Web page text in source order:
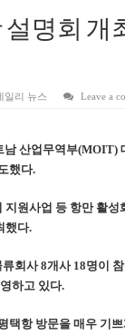
악한 환경
정… 8월 29일~9월 2일
일 요격 실패…드론, 모
명회 개
일리 뉴스 Leave a
산업무역부(MOIT)
했다.
원사업 등 항만 활
했다.
회사 8개사 18명이
하고 있다.
항 방문을 매우 기